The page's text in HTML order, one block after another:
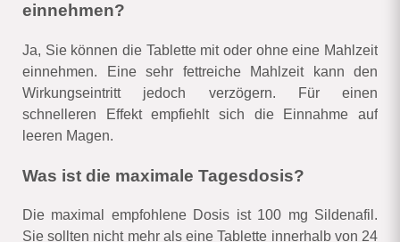
einnehmen?
Ja, Sie können die Tablette mit oder ohne eine Mahlzeit
einnehmen. Eine sehr fettreiche Mahlzeit kann den
Wirkungseintritt jedoch verzögern. Für einen
schnelleren Effekt empfiehlt sich die Einnahme auf
leeren Magen.
Was ist die maximale Tagesdosis?
Die maximal empfohlene Dosis ist 100 mg Sildenafil.
Sie sollten nicht mehr als eine Tablette innerhalb von 24